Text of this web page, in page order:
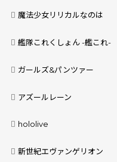
魔法少女リリカルなのは
艦隊これくしょん -艦これ-
ガールズ&パンツァー
アズールレーン
hololive
新世紀エヴァンゲリオン